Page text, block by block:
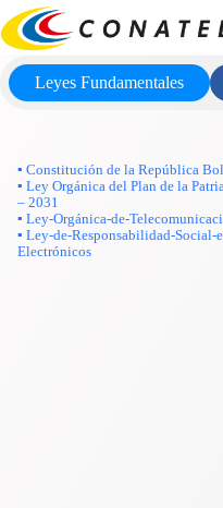
Saltar
al
contenido
Leyes Fundamentales
▪ Constitución de la República
▪ Ley Orgánica del Plan de la
– 2031
▪ Ley-Orgánica-de-
▪ Ley-de-Responsabilidad-
Electrónicos